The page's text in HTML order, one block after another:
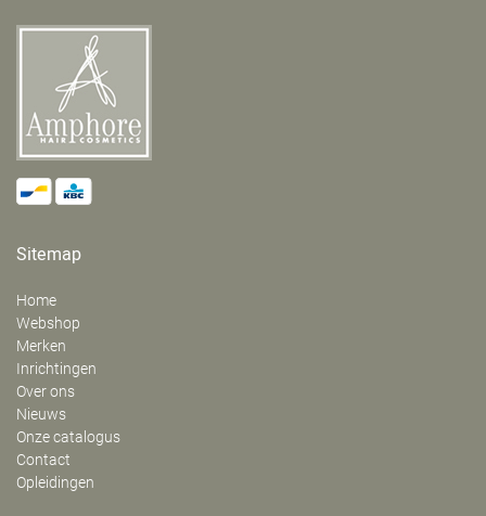
Sitemap
Home
Webshop
Merken
Inrichtingen
Over ons
Nieuws
Onze catalogus
Contact
Opleidingen